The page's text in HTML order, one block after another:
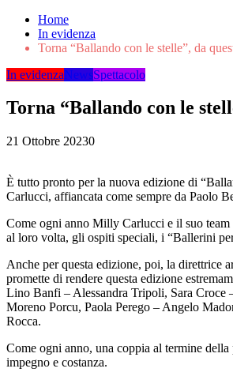
Home
In evidenza
Torna “Ballando con le stelle”, da
In evidenzaNewsSpettacolo
Torna “Ballando con le
21 Ottobre 20230
È tutto pronto per la nuova edizione di
Carlucci, affiancata come sempre da Paolo
Come ogni anno Milly Carlucci e il suo
al loro volta, gli ospiti speciali, i “Ballerini
Anche per questa edizione, poi, la direttrice
promette di rendere questa edizione
Lino Banfi – Alessandra Tripoli, Sara Croce
Moreno Porcu, Paola Perego – Angelo
Rocca.
Come ogni anno, una coppia al termine
impegno e costanza.